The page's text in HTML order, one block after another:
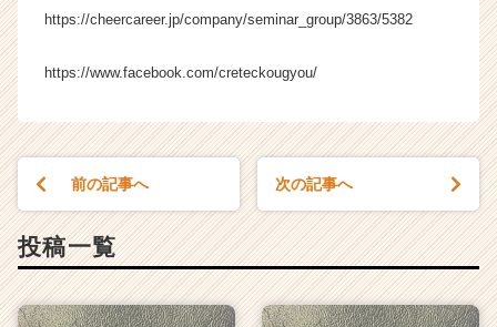
イ
ャ
業
か
ら
https://cheercareer.jp/company/seminar_group/3863/5382
https://www.facebook.com/creteckougyou/
前の記事へ 次の記事へ
投稿一覧